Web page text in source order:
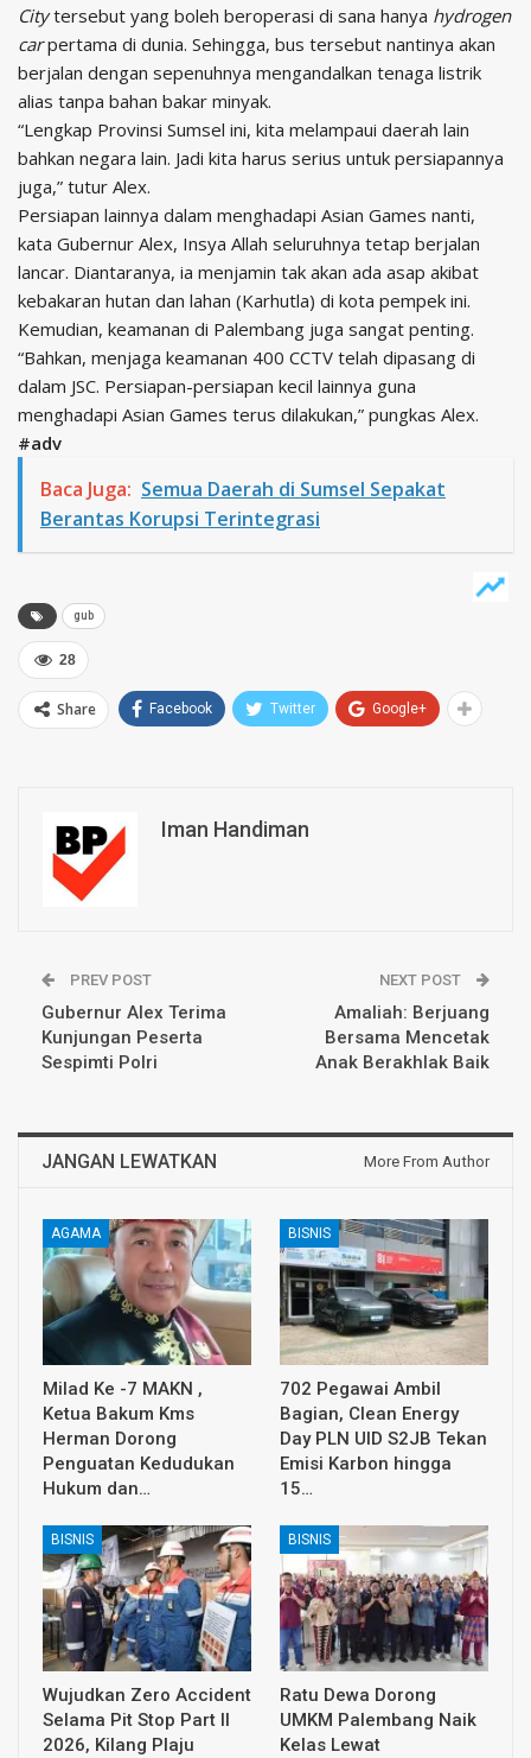
Citytersebut yang boleh beroperasi di sana hanya hydrogen
carpertama di dunia. Sehingga, bus tersebut nantinya akan
berjalan dengan sepenuhnya mengandalkan tenaga listrik
alias tanpa bahan bakar minyak.
“Lengkap Provinsi Sumsel ini, kita melampaui daerah lain
bahkan negara lain. Jadi kita harus serius untuk persiapannya
juga,” tutur Alex.
Persiapan lainnya dalam menghadapi Asian Games nanti,
kata Gubernur Alex, Insya Allah seluruhnya tetap berjalan
lancar. Diantaranya, ia menjamin tak akan ada asap akibat
kebakaran hutan dan lahan (Karhutla) di kota pempek ini.
Kemudian, keamanan di Palembang juga sangat penting.
“Bahkan, menjaga keamanan 400 CCTV telah dipasang di
dalam JSC. Persiapan-persiapan kecil lainnya guna
menghadapi Asian Games terus dilakukan,” pungkas Alex.
#adv
Baca Juga: Semua Daerah di Sumsel Sepakat
Berantas Korupsi Terintegrasi
gub
28
Share Facebook Twitter Google+
Iman Handiman
PREV POST
Gubernur Alex Terima
Kunjungan Peserta
Sespimti Polri
NEXT POST
Amaliah: Berjuang
Bersama Mencetak
Anak Berakhlak Baik
JANGAN LEWATKAN More From Author
AGAMA
Milad Ke -7 MAKN ,
Ketua Bakum Kms
Herman Dorong
Penguatan Kedudukan
Hukum dan…
BISNIS
702 Pegawai Ambil
Bagian, Clean Energy
Day PLN UID S2JB Tekan
Emisi Karbon hingga
15…
BISNIS
Wujudkan Zero Accident
Selama Pit Stop Part II
2026, Kilang Plaju
BISNIS
Ratu Dewa Dorong
UMKM Palembang Naik
Kelas Lewat